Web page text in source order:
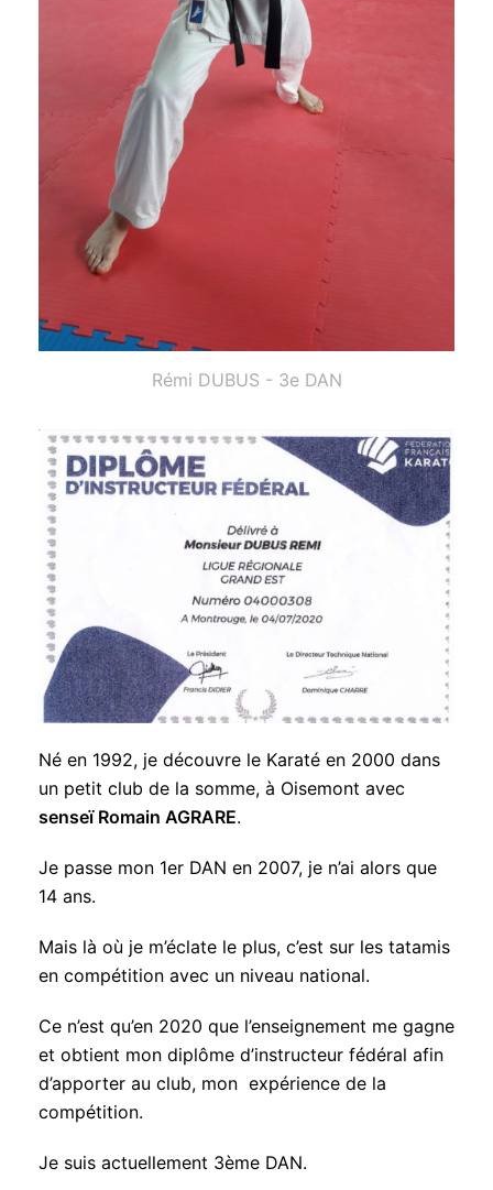
Rémi DUBUS - 3e DAN
Né en 1992, je découvre le Karaté en 2000 dans
un petit club de la somme, à Oisemont avec
senseï Romain AGRARE.
Je passe mon 1er DAN en 2007, je n’ai alors que
14 ans.
Mais là où je m’éclate le plus, c’est sur les tatamis
en compétition avec un niveau national.
Ce n’est qu’en 2020 que l’enseignement me gagne
et obtient mon diplôme d’instructeur fédéral afin
d’apporter au club, mon expérience de la
compétition.
Je suis actuellement 3ème DAN.